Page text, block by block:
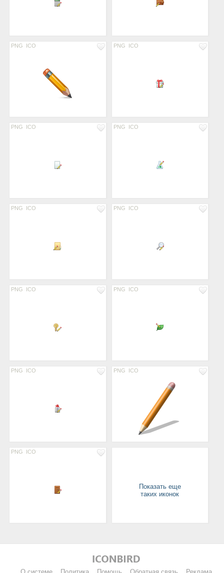
PNG ICO PNG ICO
PNG ICO PNG ICO
PNG ICO PNG ICO
PNG ICO PNG ICO
PNG ICO PNG ICO
PNG ICO
Показать еще
таких иконок